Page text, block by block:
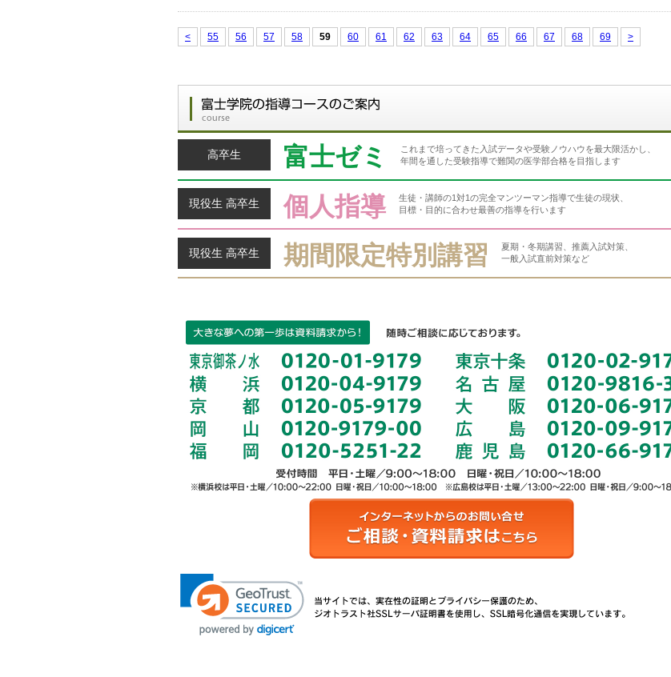
< 55 56 57 58 59 60 61 62 63 64 65 66 67 68 69 >
高卒生 富士ゼミ
これまで培ってきた入試データや受験ノウハウを最大限活かし、
年間を通した受験指導で難関の医学部合格を目指します
現役生 高卒生 個人指導
生徒・講師の1対1の完全マンツーマン指導で生徒の現状、
目標・目的に合わせ最善の指導を行います
現役生 高卒生 期間限定特別講習
夏期・冬期講習、推薦入試対策、
一般入試直前対策など